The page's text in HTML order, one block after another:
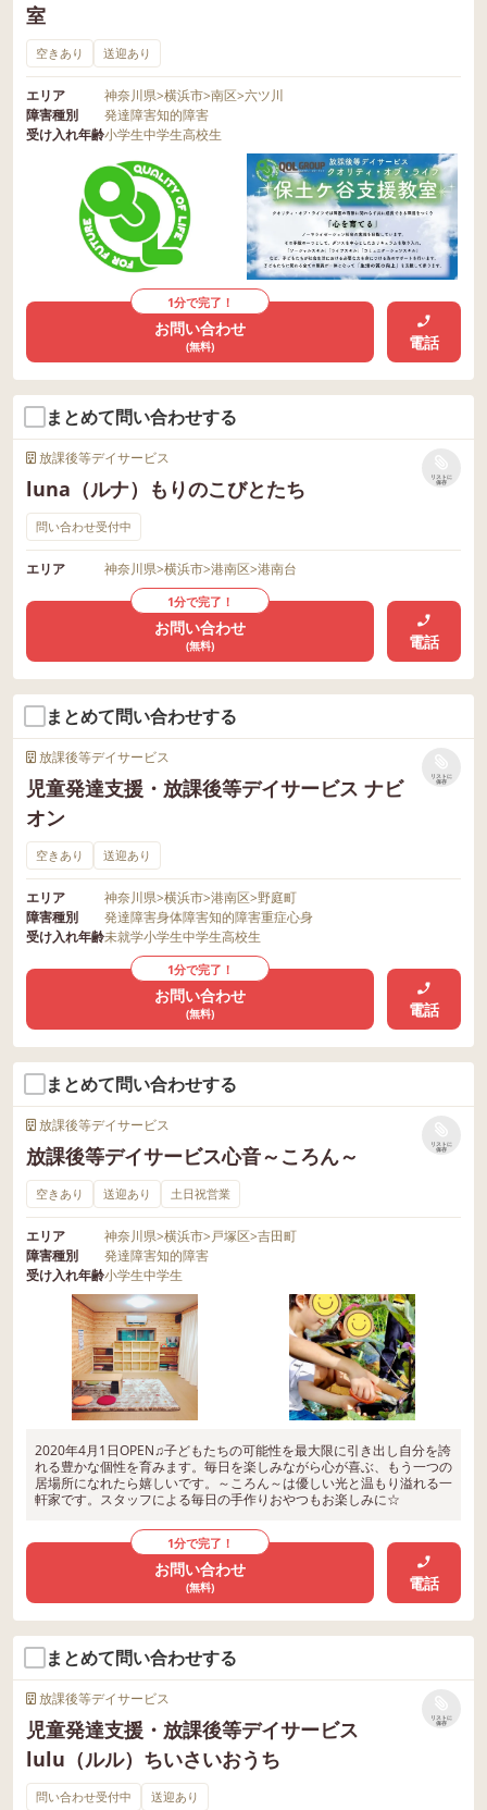
室
空きあり 送迎あり
エリア 神奈川県>横浜市>南区>六ツ川
障害種別
発達障害知的障害
受け入れ年齢小学生中学生高校生
1分で完了！
お問い合わせ
(無料) 電話
まとめて問い合わせする
放課後等デイサービス
luna（ルナ）もりのこびとたち
リストに
保存
問い合わせ受付中
エリア 神奈川県>横浜市>港南区>港南台
1分で完了！
お問い合わせ
(無料) 電話
まとめて問い合わせする
放課後等デイサービス
児童発達支援・放課後等デイサービス ナビ
オン
リストに
保存
空きあり 送迎あり
エリア 神奈川県>横浜市>港南区>野庭町
障害種別
発達障害身体障害知的障害重症心身
受け入れ年齢未就学小学生中学生高校生
1分で完了！
お問い合わせ
(無料) 電話
まとめて問い合わせする
放課後等デイサービス
放課後等デイサービス心音～ころん～
リストに
保存
空きあり 送迎あり 土日祝営業
エリア 神奈川県>横浜市>戸塚区>吉田町
障害種別
発達障害知的障害
受け入れ年齢小学生中学生
2020年4月1日OPEN♫子どもたちの可能性を最大限に引き出し自分を誇
れる豊かな個性を育みます。毎日を楽しみながら心が喜ぶ、もう一つの
居場所になれたら嬉しいです。～ころん～は優しい光と温もり溢れる一
軒家です。スタッフによる毎日の手作りおやつもお楽しみに☆
1分で完了！
お問い合わせ
(無料) 電話
まとめて問い合わせする
放課後等デイサービス
児童発達支援・放課後等デイサービス
lulu（ルル）ちいさいおうち
リストに
保存
問い合わせ受付中 送迎あり